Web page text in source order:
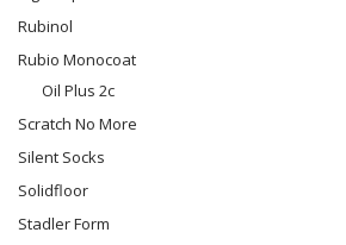
Rubinol
Rubio Monocoat
Oil Plus 2c
Scratch No More
Silent Socks
Solidfloor
Stadler Form